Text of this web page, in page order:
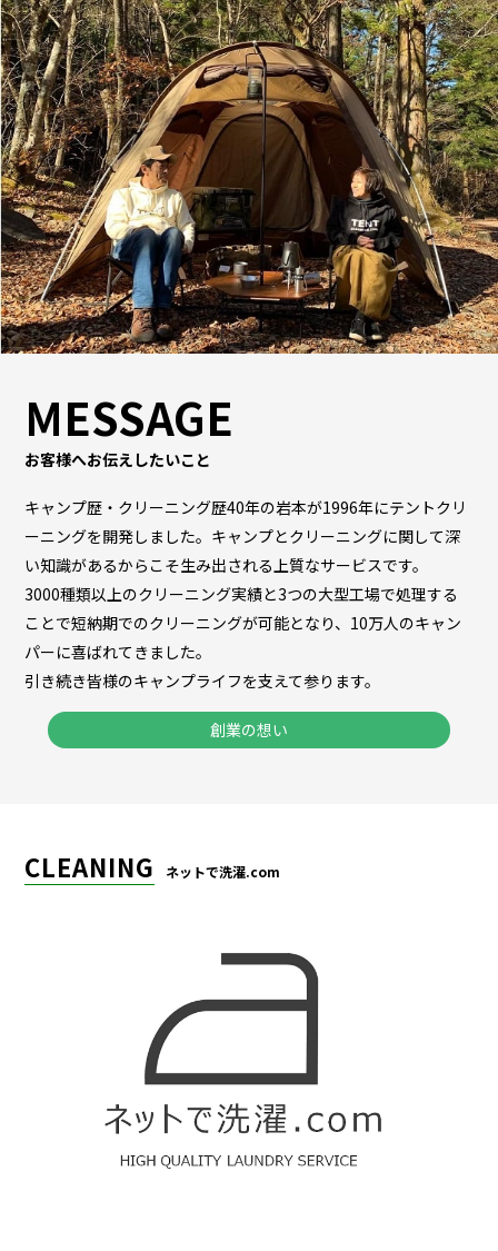
MESSAGE
お客様へお伝えしたいこと
キャンプ歴・クリーニング歴40年の岩本が1996年にテントクリ
ーニングを開発しました。キャンプとクリーニングに関して深
い知識があるからこそ生み出される上質なサービスです。
3000種類以上のクリーニング実績と3つの大型工場で処理する
ことで短納期でのクリーニングが可能となり、10万人のキャン
パーに喜ばれてきました。
引き続き皆様のキャンプライフを支えて参ります。
創業の想い
CLEANING ネットで洗濯.com